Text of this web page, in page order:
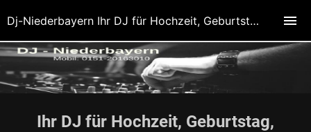
Ihr DJ für Hochzeit, Geburtstag,
Dj-Niederbayern Ihr DJ für Hochzeit, Geburtstag, Firmenfest und Parties aller Art